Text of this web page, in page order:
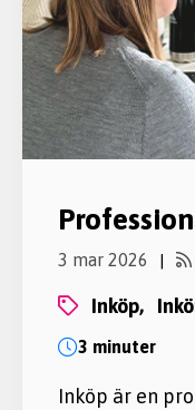
3 mar 2026 |
inköp,
3 minuter
Inköp är en